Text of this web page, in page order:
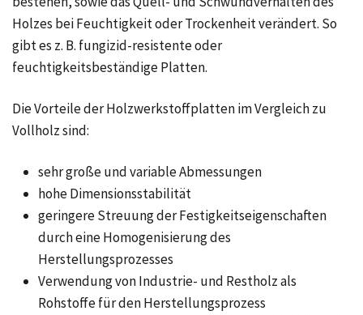
Holzes bei Feuchtigkeit oder Trockenheit verändert. So
gibt es z. B. fungizid-resistente oder
feuchtigkeitsbeständige Platten.
Die Vorteile der Holzwerkstoffplatten im Vergleich zu
Vollholz sind:
sehr große und variable Abmessungen
hohe Dimensionsstabilität
geringere Streuung der Festigkeitseigenschaften
durch eine Homogenisierung des
Herstellungsprozesses
Verwendung von Industrie- und Restholz als
Rohstoffe für den Herstellungsprozess